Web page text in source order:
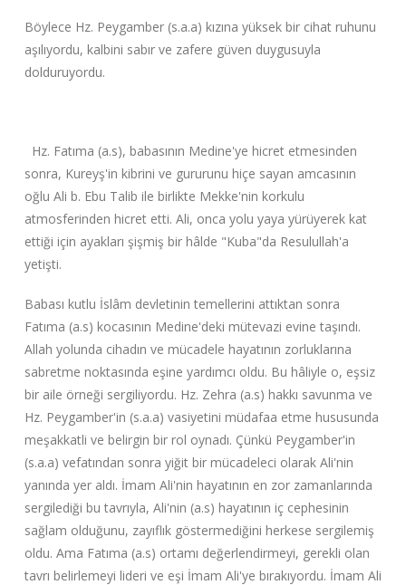
Böylece Hz. Peygamber (s.a.a) kızına yüksek bir cihat ruhunu
aşılıyordu, kalbini sabır ve zafere güven duygusuyla
dolduruyordu.
Hz. Fatıma (a.s), babasının Medine'ye hicret etmesinden
sonra, Kureyş'in kibrini ve gururunu hiçe sayan amcasının
oğlu Ali b. Ebu Talib ile birlikte Mekke'nin korkulu
atmosferinden hicret etti. Ali, onca yolu yaya yürüyerek kat
ettiği için ayakları şişmiş bir hâlde "Kuba"da Resulullah'a
yetişti.
Babası kutlu İslâm devletinin temellerini attıktan sonra
Fatıma (a.s) kocasının Medine'deki mütevazi evine taşındı.
Allah yolunda cihadın ve mücadele hayatının zorluklarına
sabretme noktasında eşine yardımcı oldu. Bu hâliyle o, eşsiz
bir aile örneği sergiliyordu. Hz. Zehra (a.s) hakkı savunma ve
Hz. Peygamber'in (s.a.a) vasiyetini müdafaa etme hususunda
meşakkatli ve belirgin bir rol oynadı. Çünkü Peygamber'in
(s.a.a) vefatından sonra yiğit bir mücadeleci olarak Ali'nin
yanında yer aldı. İmam Ali'nin hayatının en zor zamanlarında
sergilediği bu tavrıyla, Ali'nin (a.s) hayatının iç cephesinin
sağlam olduğunu, zayıflık göstermediğini herkese sergilemiş
oldu. Ama Fatıma (a.s) ortamı değerlendirmeyi, gerekli olan
tavrı belirlemeyi lideri ve eşi İmam Ali'ye bırakıyordu. İmam Ali